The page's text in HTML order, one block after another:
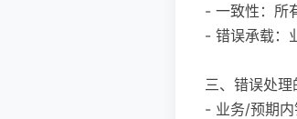
- 一致性：所
- 错误承载：
三、错误处理
- 业务/预期